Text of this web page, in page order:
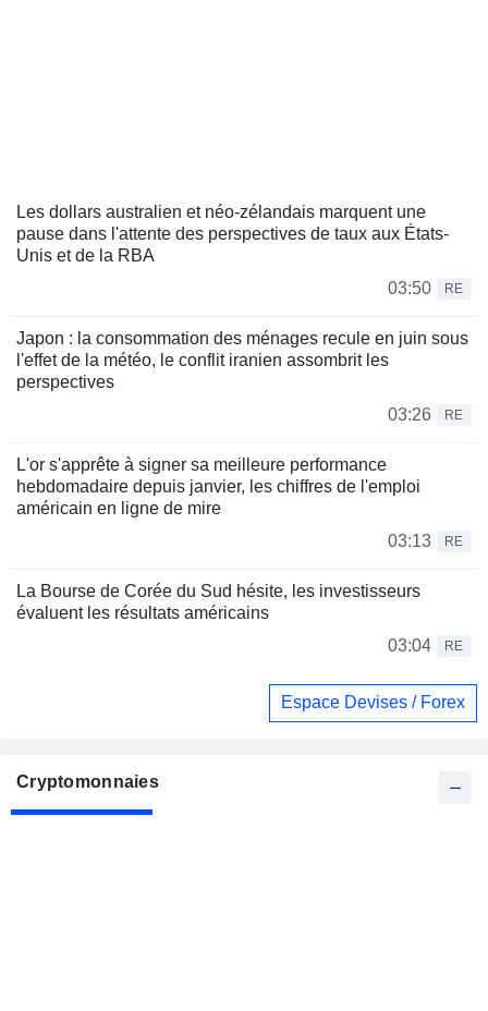
Les dollars australien et néo-zélandais marquent une
pause dans l'attente des perspectives de taux aux États-
Unis et de la RBA
03:50
RE
Japon : la consommation des ménages recule en juin sous
l'effet de la météo, le conflit iranien assombrit les
perspectives
03:26
RE
L'or s'apprête à signer sa meilleure performance
hebdomadaire depuis janvier, les chiffres de l'emploi
américain en ligne de mire
03:13
RE
La Bourse de Corée du Sud hésite, les investisseurs
évaluent les résultats américains
03:04
RE
Espace Devises / Forex
Cryptomonnaies